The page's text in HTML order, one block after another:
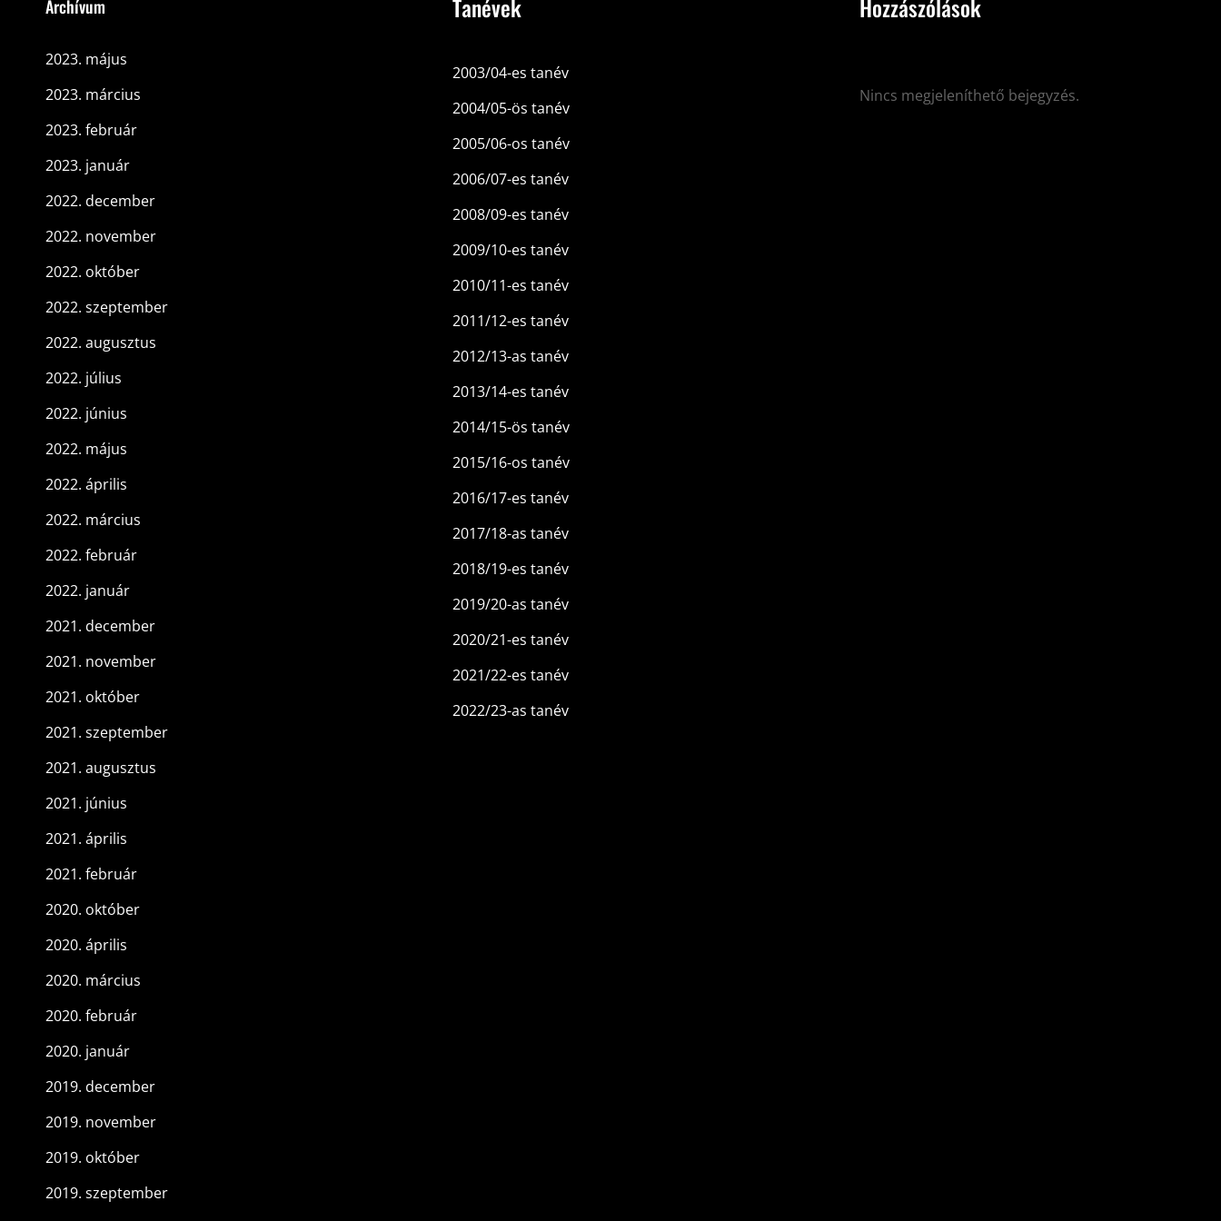
Archívum
2023. május
2023. március
2023. február
2023. január
2022. december
2022. november
2022. október
2022. szeptember
2022. augusztus
2022. július
2022. június
2022. május
2022. április
2022. március
2022. február
2022. január
2021. december
2021. november
2021. október
2021. szeptember
2021. augusztus
2021. június
2021. április
2021. február
2020. október
2020. április
2020. március
2020. február
2020. január
2019. december
2019. november
2019. október
2019. szeptember
Tanévek
2003/04-es tanév
2004/05-ös tanév
2005/06-os tanév
2006/07-es tanév
2008/09-es tanév
2009/10-es tanév
2010/11-es tanév
2011/12-es tanév
2012/13-as tanév
2013/14-es tanév
2014/15-ös tanév
2015/16-os tanév
2016/17-es tanév
2017/18-as tanév
2018/19-es tanév
2019/20-as tanév
2020/21-es tanév
2021/22-es tanév
2022/23-as tanév
Hozzászólások
Nincs megjeleníthető bejegyzés.